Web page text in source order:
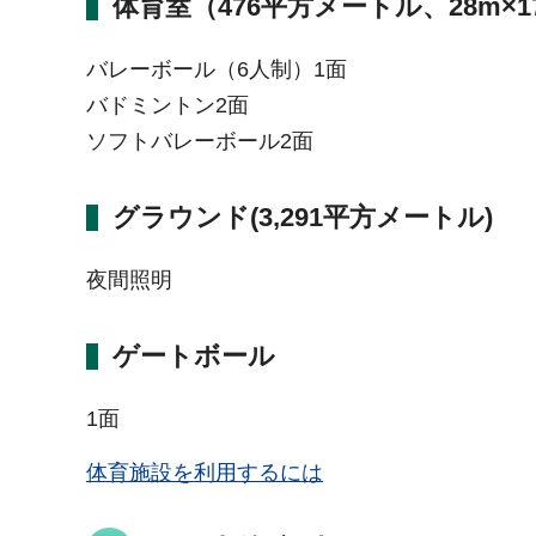
体育室（476平方メートル、
バレーボール（6人制）1面
バドミントン2面
ソフトバレーボール2面
グラウンド(3,291平方メートル)
夜間照明
ゲートボール
1面
体育施設を利用するには